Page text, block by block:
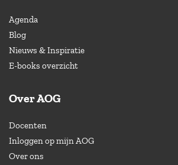
Agenda
Blog
Nieuws & Inspiratie
E-books overzicht
Over AOG
Docenten
Inloggen op mijn AOG
Over ons